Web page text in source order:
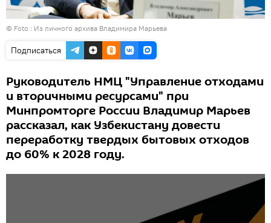
© Foto : Из личного архива Владимира Марьева
Подписаться
Руководитель НМЦ "Управление отходами
и вторичными ресурсами" при
Минпромторге России Владимир Марьев
рассказал, как Узбекистану довести
переработку твердых бытовых отходов
до 60% к 2028 году.